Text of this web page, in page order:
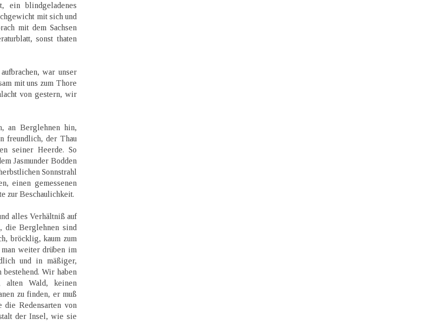
ein blindgeladenes
mit sich und
mit dem Sachsen
sonst thaten
war unser
mit uns zum Thore
von gestern, wir
an Berglehnen hin,
freundlich, der Thau
seiner Heerde. So
Jasmunder Bodden
Sonnstrahl
einen gemessenen
zur Beschaulichkeit.
alles Verhältniß auf
die Berglehnen sind
bröcklig, kaum zum
weiter drüben im
und in mäßiger,
bestehend. Wir haben
alten Wald, keinen
zu finden, er muß
Redensarten von
der Insel, wie sie